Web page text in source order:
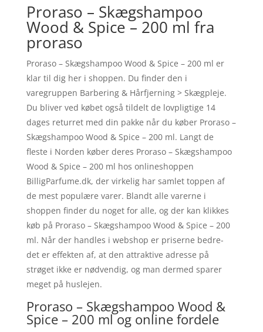
Proraso – Skægshampoo
Wood & Spice – 200 ml fra
proraso
Proraso – Skægshampoo Wood & Spice – 200 ml er
klar til dig her i shoppen. Du finder den i
varegruppen Barbering & Hårfjerning > Skægpleje.
Du bliver ved købet også tildelt de lovpligtige 14
dages returret med din pakke når du køber Proraso –
Skægshampoo Wood & Spice – 200 ml. Langt de
fleste i Norden køber deres Proraso – Skægshampoo
Wood & Spice – 200 ml hos onlineshoppen
BilligParfume.dk, der virkelig har samlet toppen af
de mest populære varer. Blandt alle varerne i
shoppen finder du noget for alle, og der kan klikkes
køb på Proraso – Skægshampoo Wood & Spice – 200
ml. Når der handles i webshop er priserne bedre-
det er effekten af, at den attraktive adresse på
strøget ikke er nødvendig, og man dermed sparer
meget på huslejen.
Proraso – Skægshampoo Wood &
Spice – 200 ml og online fordele